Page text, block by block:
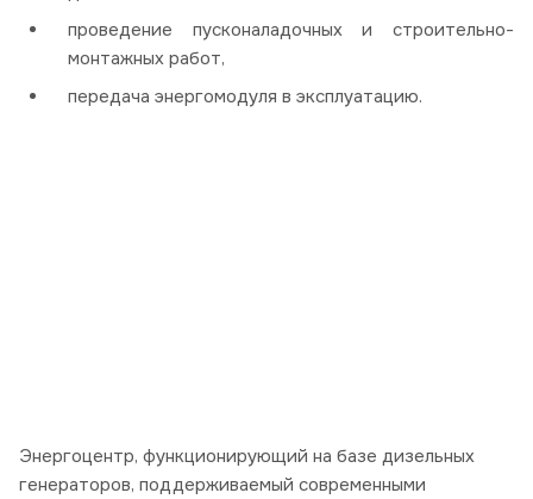
проведение пусконаладочных и строительно-
монтажных работ,
передача энергомодуля в эксплуатацию.
Энергоцентр, функционирующий на базе дизельных
генераторов, поддерживаемый современными